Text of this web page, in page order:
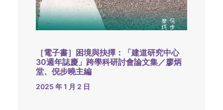
［電子書］困境與抉擇：「建道研究中心
30週年誌慶」跨學科研討會論文集／廖炳
堂、倪步曉主編
2025 年 1 月 2 日